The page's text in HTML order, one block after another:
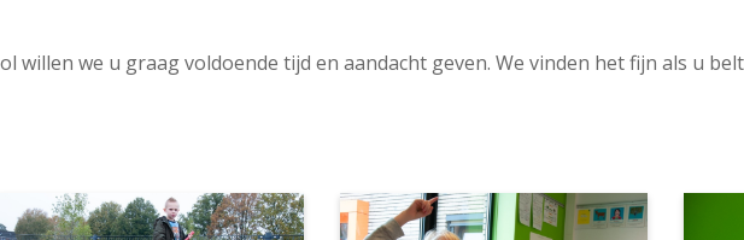
willen we u graag voldoende tijd en aandacht geven. We vinden het fijn als u